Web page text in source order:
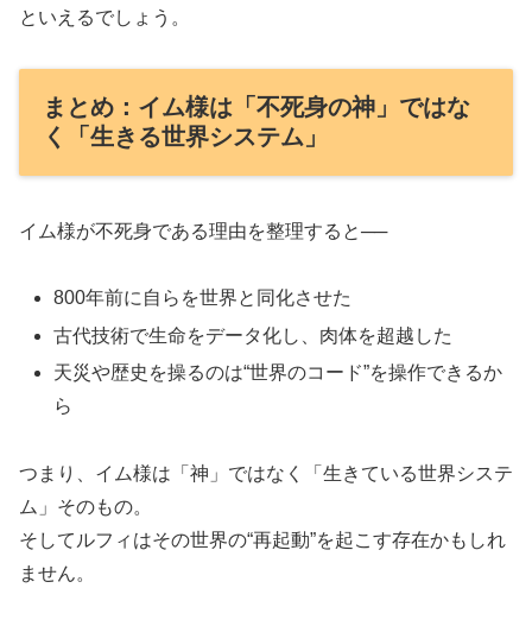
といえるでしょう。
まとめ：イム様は「不死身の神」ではな
く「生きる世界システム」
イム様が不死身である理由を整理すると──
800年前に自らを世界と同化させた
古代技術で生命をデータ化し、肉体を超越した
天災や歴史を操るのは“世界のコード”を操作できるか
ら
つまり、イム様は「神」ではなく「生きている世界システ
ム」そのもの。
そしてルフィはその世界の“再起動”を起こす存在かもしれ
ません。